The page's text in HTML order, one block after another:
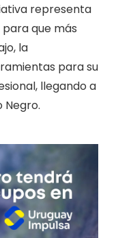
representa
que más
la
para su
llegando a
Negro.